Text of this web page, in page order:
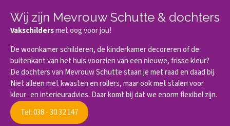
Wij zijn Mevrouw Schutte & dochters
Vakschildersmet oog voor jou!
De woonkamer schilderen, de kinderkamer decoreren of de
buitenkant van het huis voorzien van een nieuwe, frisse kleur?
De dochters van Mevrouw Schutte staan je met raad en daad bij.
Niet alleen met kwasten en rollers, maar ook met stalen voor
kleur- en interieuradvies. Daar komt bij dat we enorm flexibel zijn.
Tel: 038 - 30 32 147